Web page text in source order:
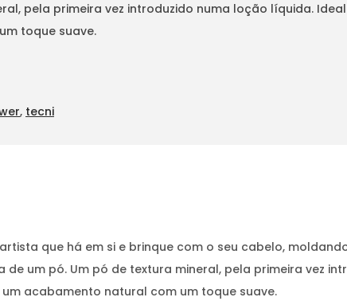
pela primeira vez introduzido numa loção líquida.
toque suave.
, tecni
artista que há em si e brinque com o seu cabelo,
um pó. Um pó de textura mineral, pela primeira vez
acabamento natural com um toque suave.